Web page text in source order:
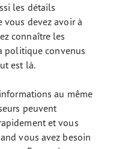
les détails
vous devez avoir à
connaître les
politique convenus
est là.
au même
peuvent
et vous
vous avez besoin